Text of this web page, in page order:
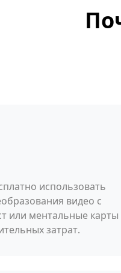
использовать
видео с
или ментальные карты
затрат.